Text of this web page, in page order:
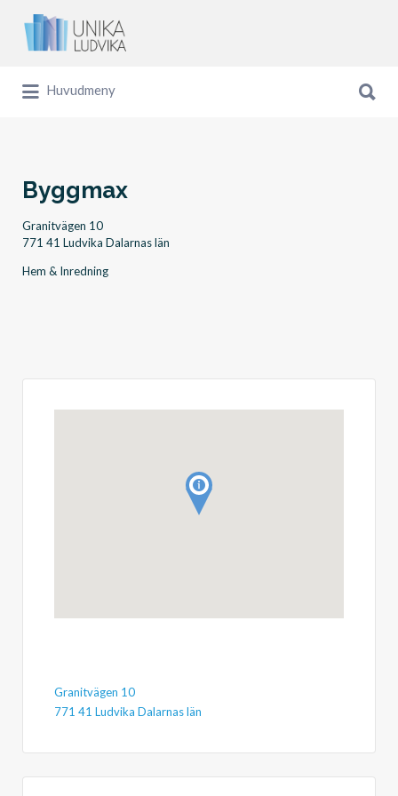
Sök
efter:
Huvudmeny
efter:
Byggmax
Granitvägen 10
771 41 Ludvika Dalarnas län
Hem & Inredning
Granitvägen 10
771 41 Ludvika Dalarnas län